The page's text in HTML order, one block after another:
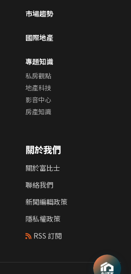
市場趨勢
國際地產
專題知識
私房觀點
地產科技
影音中心
房產知識
關於我們
關於富比士
聯絡我們
新聞編輯政策
隱私權政策
RSS 訂閱